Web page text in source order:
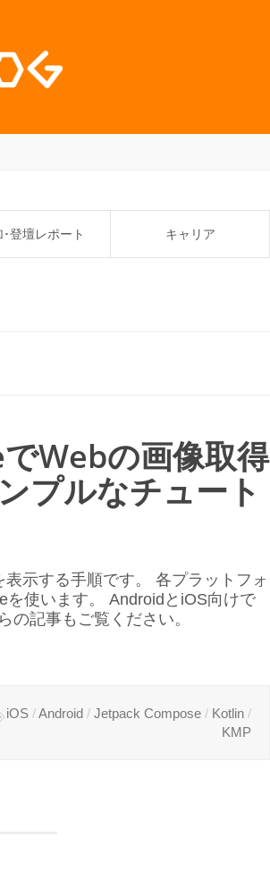
･登壇レポート キャリア
Webの画像取得
プルなチュート
示する手順です。 各プラットフォ
使います。 AndroidとiOS向けで
の記事もご覧ください。
iOS /Android / Jetpack Compose / Kotlin /
KMP